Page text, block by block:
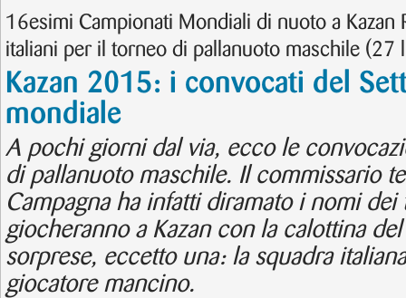
16esimi Campionati Mondiali di nuoto a Kazan
italiani per il torneo di pallanuoto maschile (27
Kazan 2015: i convocati del
mondiale
A pochi giorni dal via, ecco le
di pallanuoto maschile. Il commissario
Campagna ha infatti diramato i nomi
giocheranno a Kazan con la calottina
sorprese, eccetto una: la squadra
giocatore mancino.